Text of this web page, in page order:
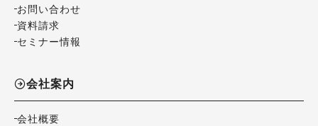
お問い合わせ
資料請求
セミナー情報
会社案内
会社概要